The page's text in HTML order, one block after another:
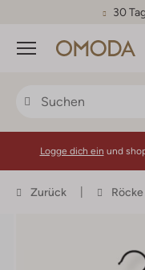
30
Menü
Logge dich ein und
Zurück